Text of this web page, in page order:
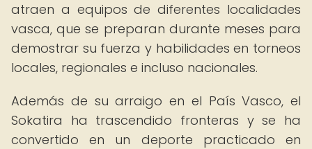
atraen a equipos de diferentes localidades
vasca, que se preparan durante meses para
demostrar su fuerza y habilidades en torneos
locales, regionales e incluso nacionales.
Además de su arraigo en el País Vasco, el
Sokatira ha trascendido fronteras y se ha
convertido en un deporte practicado en